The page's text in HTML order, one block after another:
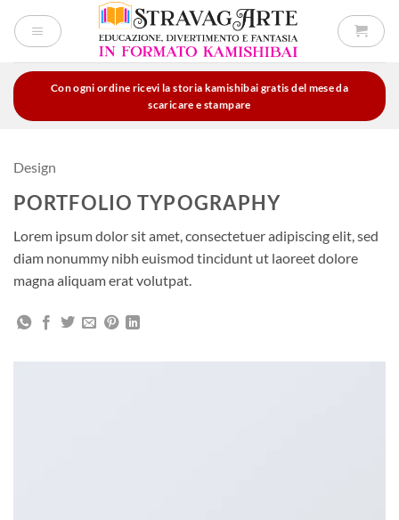
Con ogni ordine ricevi la storia kamishibai gratis del mese da
scaricare e stampare
Design
PORTFOLIO TYPOGRAPHY
Lorem ipsum dolor sit amet, consectetuer adipiscing elit, sed
diam nonummy nibh euismod tincidunt ut laoreet dolore
magna aliquam erat volutpat.